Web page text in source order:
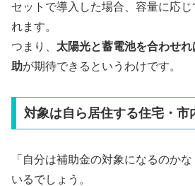
セットで導入した場合、容量に応
れます。
つまり、 太陽光と蓄電池を合わせ
助が期待できるというわけです。
対象は自ら居住する住宅・市
「自分は補助金の対象になるのか
いるでしょう。